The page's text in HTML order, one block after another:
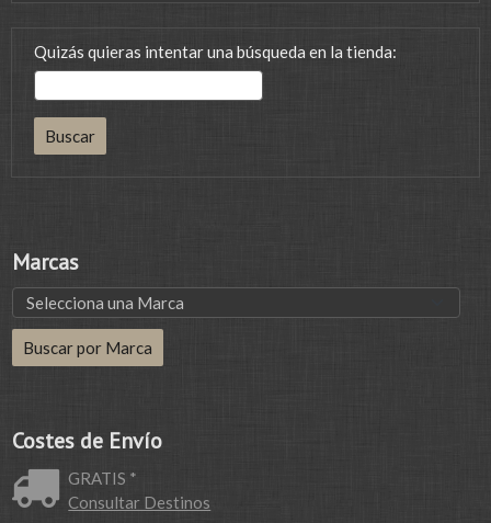
Marcas
Costes de Envío
GRATIS *
Consultar Destinos
Quizás quieras intentar una búsqueda en la tienda: